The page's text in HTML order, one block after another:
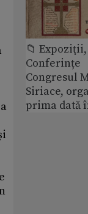
📁
Conferințe
Congresul
Siriace,
prima dată